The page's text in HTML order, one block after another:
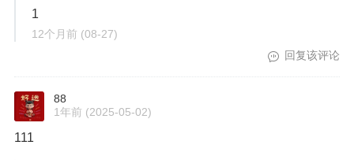
1
12个月前 (08-27)
回复该评论
88
1年前 (2025-05-02)
111